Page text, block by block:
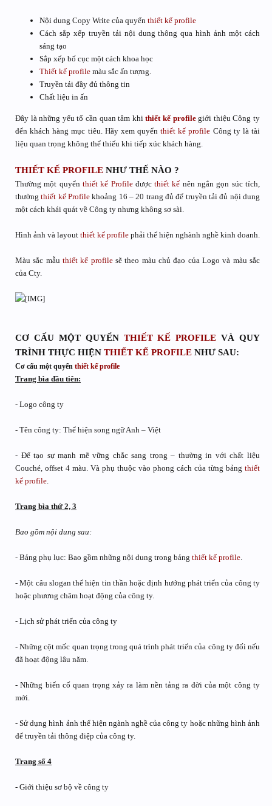
Nội dung Copy Write của quyển thiết kế profile
Cách sắp xếp truyền tải nội dung thông qua hình ảnh một cách
sáng tạo
Sắp xếp bố cục một cách khoa học
Thiết kế profile màu sắc ấn tượng.
Truyền tải đầy đủ thông tin
Chất liệu in ấn
Đây là những yếu tố cần quan tâm khithiết kế profilegiới thiệu Công ty
đến khách hàng mục tiêu. Hãy xem quyểnthiết kế profile Công ty là tài
liệu quan trọng không thể thiếu khi tiếp xúc khách hàng.
THIẾT KẾ PROFILE NHƯ THẾ NÀO ?
Thường một quyển thiết kế Profileđượcthiết kế nên ngắn gọn súc tích,
thườngthiết kế Profile khoảng 16 – 20 trang đủ để truyền tải đủ nội dung
một cách khái quát về Công ty nhưng không sơ sài.
Hình ảnh và layout thiết kế profile phải thể hiện nghành nghề kinh doanh.
Màu sắc mẫu thiết kế profilesẽ theo màu chủ đạo của Logo và màu sắc
của Cty.
CƠ CẤU MỘT QUYỂN THIẾT KẾ PROFILE VÀ QUY
TRÌNH THỰC HIỆN THIẾT KẾ PROFILE NHƯ SAU:
Cơ cấu một quyển thiết kế profile
Trang bìa đầu tiên:
- Logo công ty
- Tên công ty: Thể hiện song ngữ Anh – Việt
- Để tạo sự mạnh mẽ vững chắc sang trọng – thường in với chất liệu
Couché, offset 4 màu. Và phụ thuộc vào phong cách của từng bảng thiết
kế profile
Trang bìa thứ 2, 3
Bao gồm nội dung sau:
- Bảng phụ lục: Bao gồm những nội dung trong bảng thiết kế profile
- Một câu slogan thể hiện tin thần hoặc định hướng phát triển của công ty
hoặc phương châm hoạt động của công ty.
- Lịch sử phát triển của công ty
- Những cột mốc quan trọng trong quá trình phát triển của công ty đối nếu
đã hoạt động lâu năm.
- Những biến cố quan trọng xảy ra làm nền tảng ra đời của một công ty
mới.
- Sử dụng hình ảnh thể hiện ngành nghề của công ty hoặc những hình ảnh
để truyền tải thông điệp của công ty.
Trang số 4
- Giới thiệu sơ bộ về công ty